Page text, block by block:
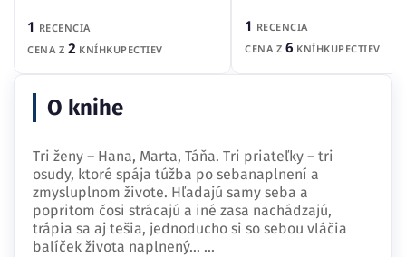
1 RECENCIA
CENA Z 2 KNÍHKUPECTIEV
1 RECENCIA
CENA Z 6 KNÍHKUPECTIEV
O knihe
Tri ženy – Hana, Marta, Táňa. Tri priateľky – tri
osudy, ktoré spája túžba po sebanaplnení a
zmysluplnom živote. Hľadajú samy seba a
popritom čosi strácajú a iné zasa nachádzajú,
trápia sa aj tešia, jednoducho si so sebou vláčia
balíček života naplnený… ...